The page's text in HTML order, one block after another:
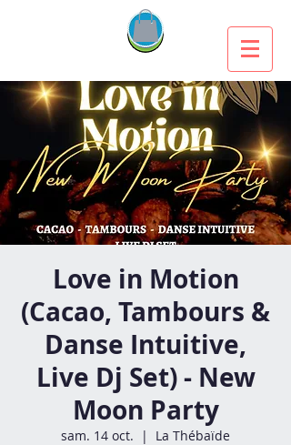
Love in Motion
(Cacao, Tambours &
Danse Intuitive,
Live Dj Set) - New
Moon Party
sam. 14 oct.
  |
La Thébaïde